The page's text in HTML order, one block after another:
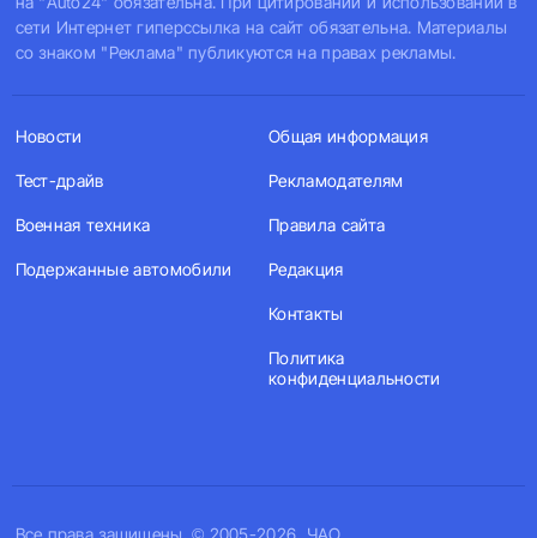
сети Интернет гиперссылка на сайт обязательна. Материалы
со знаком "Реклама" публикуются на правах рекламы.
Все права защищены. © 2005-2026, ЧАО
Новости
Тест-драйв
Военная техника
Подержанные автомобили
Общая информация
Рекламодателям
Правила сайта
Редакция
Контакты
Политика
конфиденциальности